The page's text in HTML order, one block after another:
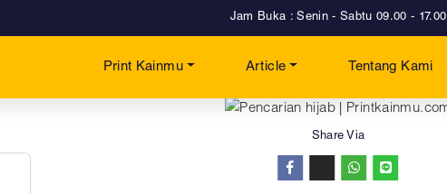
Jam Buka : Senin - Sabtu 09.00 - 17.00
Print Kainmu Article Tentang Kami
Share Via